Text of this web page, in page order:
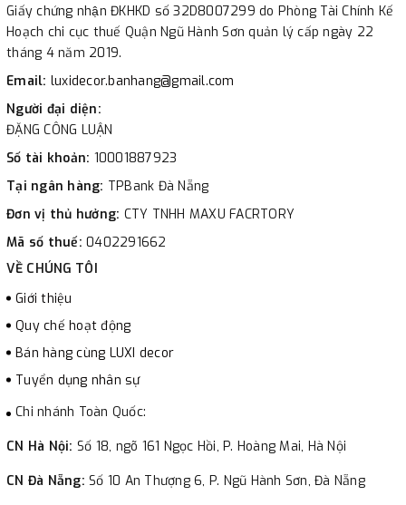
Giấy chứng nhận ĐKHKD số 32D8007299 do Phòng Tài Chính Kế
Hoạch chi cục thuế Quận Ngũ Hành Sơn quản lý cấp ngày 22
tháng 4 năm 2019.
Email: luxidecor.banhang@gmail.com
Người đại diện:
ĐẶNG CÔNG LUẬN
Số tài khoản: 10001887923
Tại ngân hàng: TPBank Đà Nẵng
Đơn vị thủ hưởng: CTY TNHH MAXU FACRTORY
Mã số thuế: 0402291662
VỀ CHÚNG TÔI
Giới thiệu
Quy chế hoạt động
Bán hàng cùng LUXI decor
Tuyển dụng nhân sự
Chi nhánh Toàn Quốc:
CN Hà Nội: Số 18, ngõ 161 Ngọc Hồi, P. Hoàng Mai, Hà Nội
CN Đà Nẵng: Số 10 An Thượng 6, P. Ngũ Hành Sơn, Đà Nẵng